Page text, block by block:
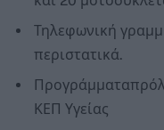
Τηλεφωνική
περιστατικά.
ΚΕΠ Υγείας